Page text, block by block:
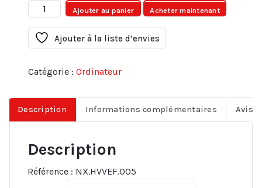
quantité
de
ACER
A314-
R25J
AMD
3500U
DDR4
Ajouter au panier Acheter maintenant
Ajouter à la liste d’envies
Catégorie : Ordinateur
Description Informations complémentaires Avis
Description
Référence : NX.HVVEF.005